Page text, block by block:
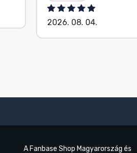
2026. 08. 04.
A Fanbase Shop Magyarország és